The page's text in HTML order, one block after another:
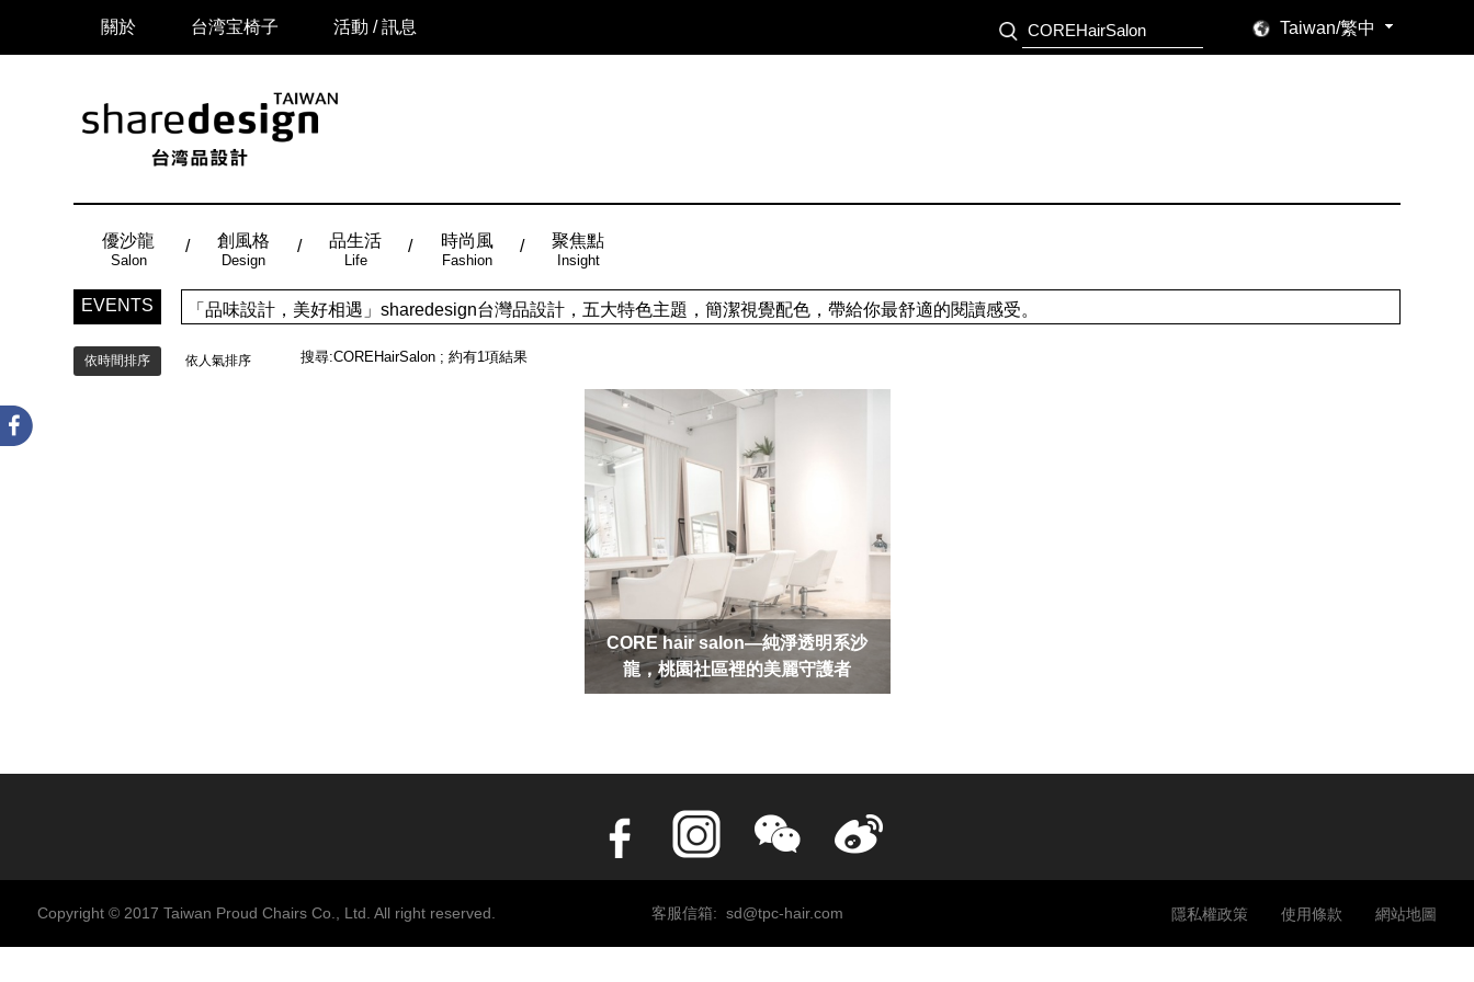
Taiwan/繁中
關於 台湾宝椅子 活動 / 訊息
優沙龍
Salon
創風格
Design
品生活
Life
時尚風
Fashion
聚焦點
Insight
EVENTS 「品味設計，美好相遇」sharedesign台灣品設計，五大特色主題，簡潔視覺配色，帶給你最舒適的閱讀感受。
依時間排序 依人氣排序 搜尋:COREHairSalon ; 約有1項結果
CORE hair salon—純淨透明系沙
龍，桃園社區裡的美麗守護者
客服信箱: sd@tpc-hair.com 隱私權政策 使用條款 網站地圖
Copyright © 2017 Taiwan Proud Chairs Co., Ltd. All right reserved.